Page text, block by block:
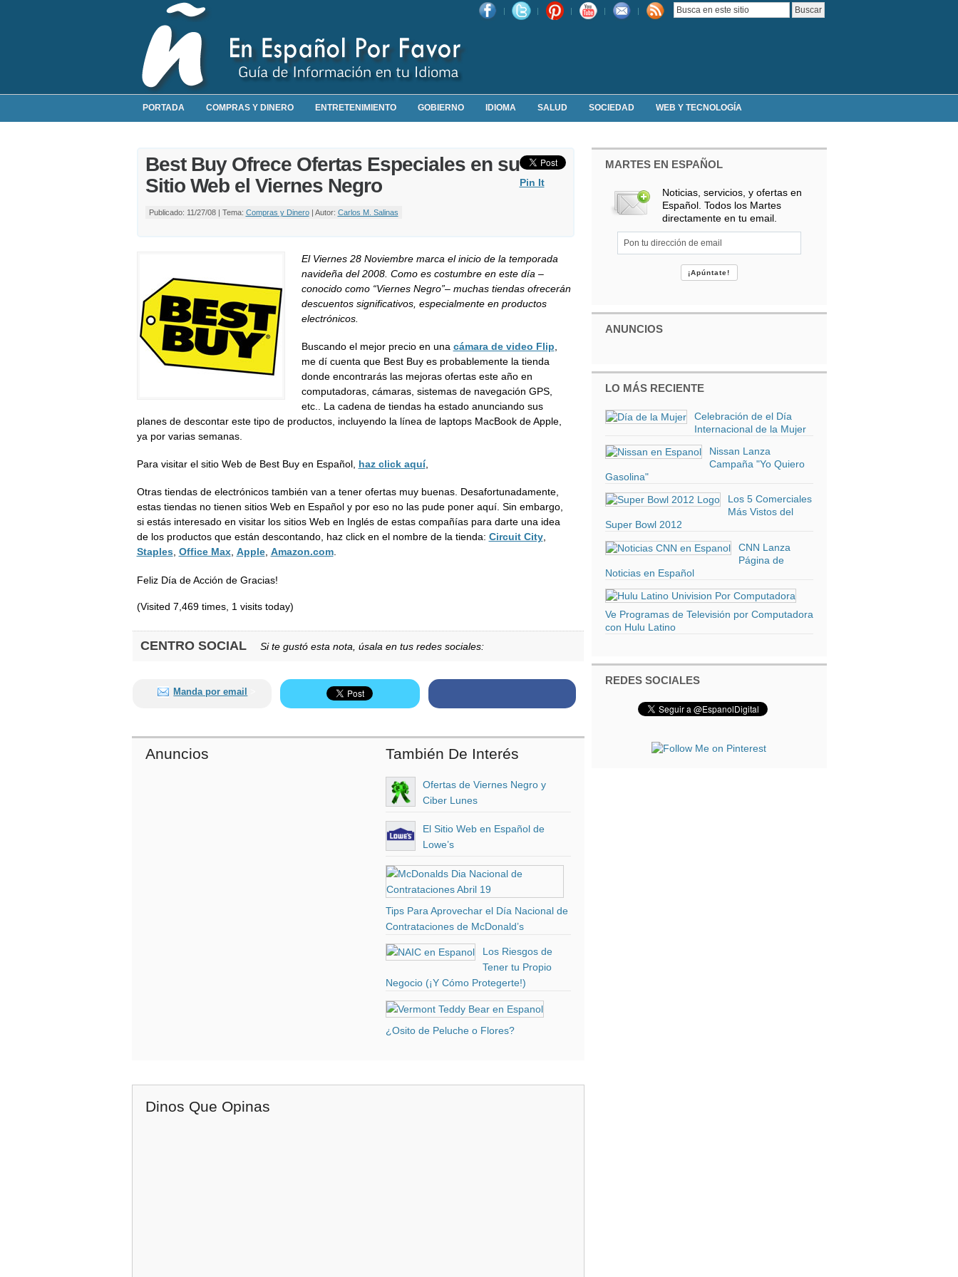
PORTADA COMPRAS Y DINERO ENTRETENIMIENTO GOBIERNO IDIOMA SALUD SOCIEDAD WEB Y TECNOLOGÍA
Pin It
Best Buy Ofrece Ofertas Especiales en su
Sitio Web el Viernes Negro
Publicado: 11/27/08 | Tema: Compras y Dinero| Autor: Carlos M. Salinas
El Viernes 28 Noviembre marca el inicio de la temporada
navideña del 2008. Como es costumbre en este día –
conocido como “Viernes Negro”– muchas tiendas ofrecerán
descuentos significativos, especialmente en productos
electrónicos.
Buscando el mejor precio en una cámara de video Flip
me dí cuenta que Best Buy es probablemente la tienda
donde encontrarás las mejoras ofertas este año en
computadoras, cámaras, sistemas de navegación GPS,
etc.. La cadena de tiendas ha estado anunciando sus
planes de descontar este tipo de productos, incluyendo la línea de laptops MacBook de Apple,
ya por varias semanas.
Para visitar el sitio Web de Best Buy en Español, haz click aquí,
Otras tiendas de electrónicos también van a tener ofertas muy buenas. Desafortunadamente,
estas tiendas no tienen sitios Web en Español y por eso no las pude poner aquí. Sin embargo,
si estás interesado en visitar los sitios Web en Inglés de estas compañías para darte una idea
de los productos que están descontando, haz click en el nombre de la tienda: Circuit City,
Staples, Office Max, Apple, Amazon.com.
Feliz Día de Acción de Gracias!
(Visited 7,469 times, 1 visits today)
CENTRO SOCIAL Si te gustó esta nota, úsala en tus redes sociales:
Manda por email
También De Interés
Ofertas de Viernes Negro y
Ciber Lunes
El Sitio Web en Español de
Lowe’s
Tips Para Aprovechar el Día Nacional de
Contrataciones de McDonald’s
Los Riesgos de
Tener tu Propio
Negocio (¡Y Cómo Protegerte!)
¿Osito de Peluche o Flores?
Anuncios
Dinos Que Opinas
MARTES EN ESPAÑOL
Noticias, servicios, y ofertas en
Español. Todos los Martes
directamente en tu email.
ANUNCIOS
LO MÁS RECIENTE
Celebración de el Día
Internacional de la Mujer
Nissan Lanza
Campaña "Yo Quiero
Gasolina"
Los 5 Comerciales
Más Vistos del
Super Bowl 2012
CNN Lanza
Página de
Noticias en Español
Ve Programas de Televisión por Computadora
con Hulu Latino
REDES SOCIALES